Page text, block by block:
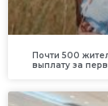
Почти 500
выплату за